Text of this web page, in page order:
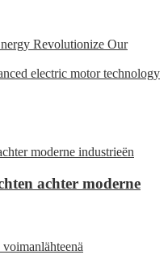
Revolutionize Our
electric motor technology
achter moderne